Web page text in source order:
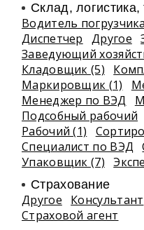
Склад,
Водитель
Диспетчер
Другое
Заведующий
Кладовщик (5)
Маркировщик (1)
Менеджер по ВЭД
Подсобный рабочий
Рабочий (1)
Специалист по ВЭД
Упаковщик (7)
Страхование
Другое Консультант
Страховой агент